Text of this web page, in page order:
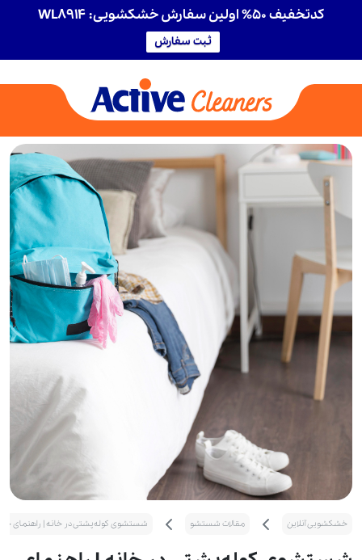
کدتخفیف 50% اولین سفارش خشکشویی: WL8914
ثبت سفارش
خشکشویی آنلاین مقالات شستشو شستشوی کوله‌پشتی در خانه | راهنمای